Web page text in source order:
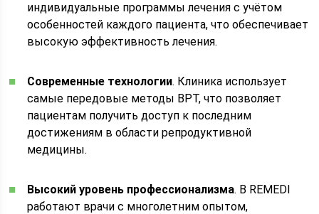
индивидуальные программы лечения с учётом
особенностей каждого пациента, что обеспечивает
высокую эффективность лечения.
Современные технологии. Клиника использует
самые передовые методы ВРТ, что позволяет
пациентам получить доступ к последним
достижениям в области репродуктивной
медицины.
Высокий уровень профессионализма. В REMEDI
работают врачи с многолетним опытом,